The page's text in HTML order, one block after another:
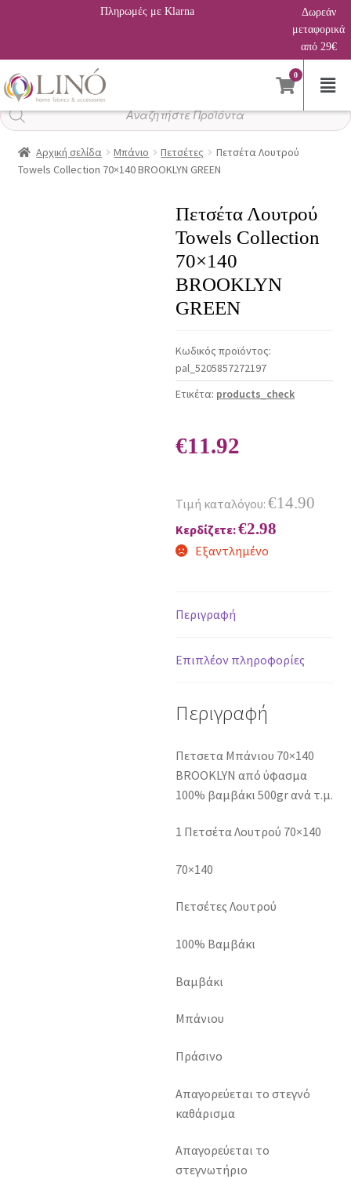
Πληρωμές με Klarna
Δωρεάν
μεταφορικά
από 29€
0
Αναζήτηση
προϊόντων
Αρχική σελίδα Μπάνιο Πετσέτες
Πετσέτα Λουτρού
Towels Collection 70×140 BROOKLYN GREEN
Πετσέτα Λουτρού
Towels Collection
70×140
BROOKLYN
GREEN
Κωδικός προϊόντος:
pal_5205857272197
Ετικέτα: products_check
€11.92
Τιμή καταλόγου: €14.90
Κερδίζετε:€2.98
Εξαντλημένο
Περιγραφή
Επιπλέον πληροφορίες
Περιγραφή
Πετσετα Μπάνιου 70×140
BROOKLYN από ύφασμα
100% βαμβάκι 500gr ανά τ.μ.
1 Πετσέτα Λουτρού 70×140
70×140
Πετσέτες Λουτρού
100% Βαμβάκι
Βαμβάκι
Μπάνιου
Πράσινο
Απαγορεύεται το στεγνό
καθάρισμα
Απαγορεύεται το
στεγνωτήριο